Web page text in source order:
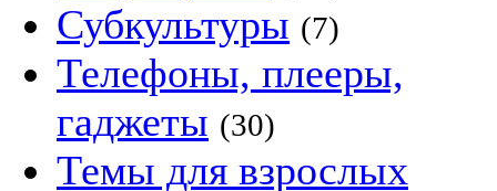
Субкультуры (7)
Телефоны, плееры,
гаджеты (30)
Темы для взрослых